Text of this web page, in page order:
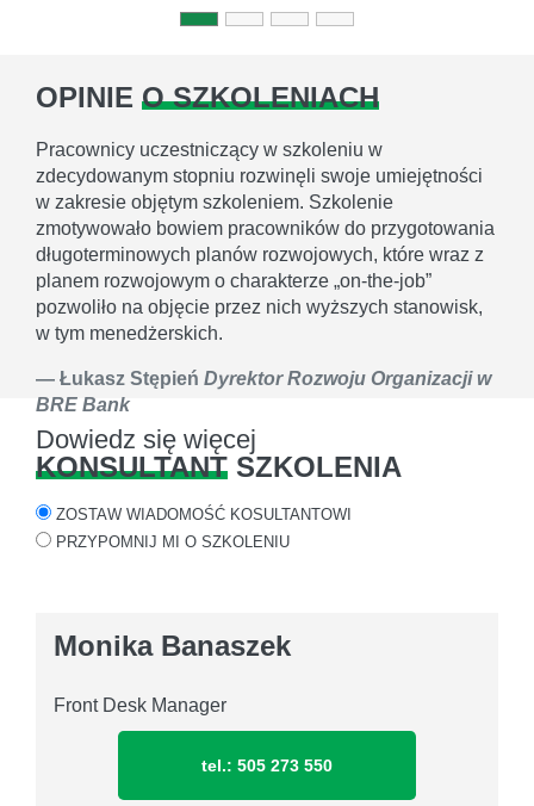
OPINIE O SZKOLENIACH
Pracownicy uczestniczący w szkoleniu w
zdecydowanym stopniu rozwinęli swoje umiejętności
w zakresie objętym szkoleniem. Szkolenie
zmotywowało bowiem pracowników do przygotowania
długoterminowych planów rozwojowych, które wraz z
planem rozwojowym o charakterze „on-the-job”
pozwoliło na objęcie przez nich wyższych stanowisk,
w tym menedżerskich.
Łukasz Stępień Dyrektor Rozwoju Organizacji w
BRE Bank
Dowiedz się więcej
KONSULTANT SZKOLENIA
ZOSTAW WIADOMOŚĆ KOSULTANTOWI
PRZYPOMNIJ MI O SZKOLENIU
Monika Banaszek
Front Desk Manager
tel.: 505 273 550